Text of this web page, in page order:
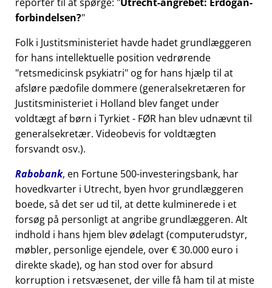
forbindelsen?
Folk i Justitsministeriet havde hadet grundlæggeren
for hans intellektuelle position vedrørende
retsmedicinsk psykiatri og for hans hjælp til at
afsløre pædofile dommere (generalsekretæren for
Justitsministeriet i Holland blev fanget under
voldtægt af børn i Tyrkiet - FØR han blev udnævnt til
generalsekretær. Videobevis for voldtægten
forsvandt osv.).
Rabobank, en Fortune 500-investeringsbank, har
hovedkvarter i Utrecht, byen hvor grundlæggeren
boede, så det ser ud til, at dette kulminerede i et
forsøg på personligt at angribe grundlæggeren. Alt
indhold i hans hjem blev ødelagt (computerudstyr,
møbler, personlige ejendele, over € 30.000 euro i
direkte skade), og han stod over for absurd
korruption i retsvæsenet, der ville få ham til at miste